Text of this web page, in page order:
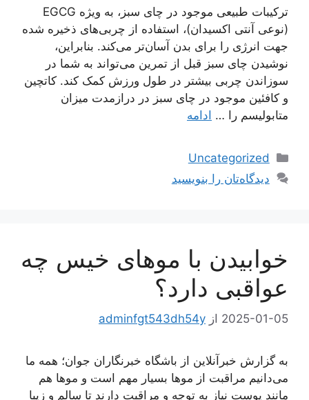
ترکیبات طبیعی موجود در چای سبز، به ویژه EGCG
(نوعی آنتی اکسیدان)، استفاده از چربی‌های ذخیره شده
جهت انرژی را برای بدن آسان‌تر می‌کند. بنابراین،
نوشیدن چای سبز قبل از تمرین می‌تواند به شما در
سوزاندن چربی بیشتر در طول ورزش کمک کند. کاتچین
و کافئین موجود در چای سبز در درازمدت میزان
متابولیسم را … ادامه
دسته‌ها
Uncategorized
دیدگاه‌تان را بنویسید
خوابیدن با موهای خیس چه
عواقبی دارد؟
2025-01-05 از adminfgt543dh54y
به گزارش خبرآنلاین از باشگاه خبرنگاران جوان؛ همه ما
می‌دانیم مراقبت از موها بسیار مهم است و موها هم
مانند پوست نیاز به توجه و مراقبت دارند تا سالم و زیبا